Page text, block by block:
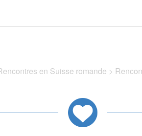
en Suisse romande >